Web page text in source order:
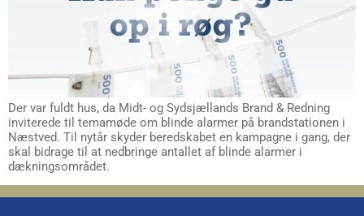
Der var fuldt hus, da Midt- og Sydsjællands Brand & Redning
inviterede til temamøde om blinde alarmer på brandstationen i
Næstved. Til nytår skyder beredskabet en kampagne i gang, der
skal bidrage til at nedbringe antallet af blinde alarmer i
dækningsområdet.